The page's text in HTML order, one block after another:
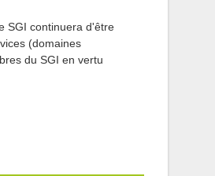
SGI continuera d'être
(domaines
du SGI en vertu